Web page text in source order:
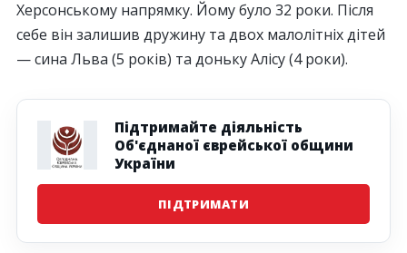
Херсонському напрямку. Йому було 32 роки. Після
себе він залишив дружину та двох малолітніх дітей
— сина Льва (5 років) та доньку Алісу (4 роки).
Підтримайте діяльність
Об'єднаної єврейської общини
України
ПІДТРИМАТИ